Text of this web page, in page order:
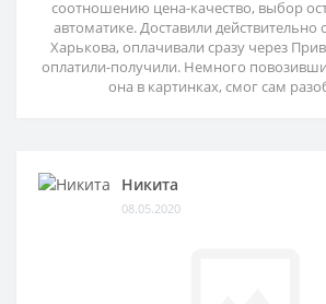
соотношению цена-качество, выбор
автоматике. Доставили действительно
Харькова, оплачивали сразу через
оплатили-получили. Немного
она в картинках, смог сам
Никита
08.05.2020